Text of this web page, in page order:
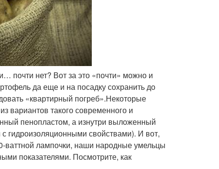
почти нет? Вот за это «почти» можно и
да еще и на посадку сохранить до
«квартирный погреб».Некоторые
вариантов такого современного и
пенопластом, а изнутри выложенный
гидроизоляционными свойствами). И вот,
ваттной лампочки, наши народные умельцы
показателями. Посмотрите, как